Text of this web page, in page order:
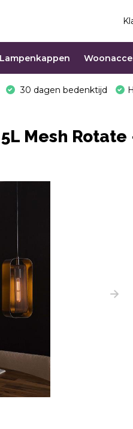
Lampenkappen
30 dagen bedenktijd
Mesh